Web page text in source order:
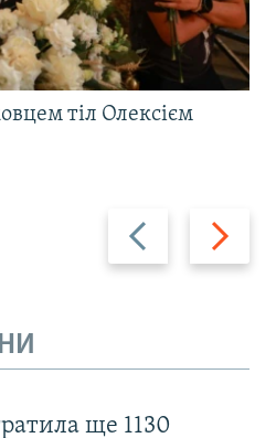
Назад Вперед
тіл Олексієм
ще 1130